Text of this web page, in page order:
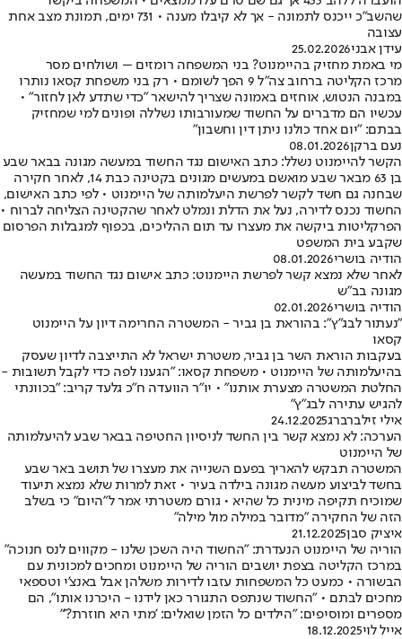
שהשב"כ ייכנס לתמונה - אך לא קיבלו מענה • 731 ימים, תמונת מצב אחת
עצובה
עידן אבני25.02.2026
מי באמת מחזיק בהיימנוט? בני המשפחה רומזים – ושולחים מסר
מרכז הקליטה ברחוב צה"ל 9 הפך לשומם • רק בני משפחת קסאו נותרו
במבנה הנטוש, אוחזים באמונה שצריך להישאר "כדי שתדע לאן לחזור" •
עכשיו הם מדברים על החשוד שמעורבותו נשללה ופונים למי שמחזיק
בבתם: "יום אחד כולנו ניתן דין וחשבון"
נעם ברקן08.01.2026
הקשר להיימנוט נשלל: כתב האישום נגד החשוד במעשה מגונה בבאר שבע
בן 63 מבאר שבע מואשם במעשים מגונים בקטינה כבת 14, לאחר חקירה
שבחנה גם חשד לקשר לפרשת היעלמותה של היימנוט • לפי כתב האישום,
החשוד נכנס לדירה, נעל את הדלת ונמלט לאחר שהקטינה הצליחה לברוח •
הפרקליטות ביקשה את מעצרו עד תום ההליכים, בכפוף למגבלות הפרסום
שקבע בית המשפט
הודיה בושרי08.01.2026
לאחר שלא נמצא קשר לפרשת היימנוט: כתב אישום נגד החשוד במעשה
מגונה בב"ש
הודיה בושרי02.01.2026
"נעתור לבג״ץ": בהוראת בן גביר - המשטרה החרימה דיון על היימנוט
קסאו
בעקבות הוראת השר בן גביר, משטרת ישראל לא התייצבה לדיון שעסק
בהיעלמותה של היימנוט • משפחת קסאו: "הגענו לפה כדי לקבל תשובות -
החלטת המשטרה מצערת אותנו" • יו"ר הוועדה ח"כ גלעד קריב: "בכוונתי
להגיש עתירה לבג"ץ"
אילי זילברברג24.12.2025
הערכה: לא נמצא קשר בין החשד לניסיון החטיפה בבאר שבע להיעלמותה
של היימנוט
המשטרה תבקש להאריך בפעם השנייה את מעצרו של תושב באר שבע
בחשד לביצוע מעשה מגונה בילדה בעיר • זאת למרות שלא נמצא תיעוד
שמוכיח תקיפה מינית כל שהיא • גורם משטרתי אמר ל"היום" כי בשלב
הזה של החקירה ״מדובר במילה מול מילה״
איציק סבן21.12.2025
הוריה של היימנוט הנעדרת: "החשוד היה השכן שלנו - מקווים לנס חנוכה"
במרכז הקליטה בצפת יושבים הוריה של היימנוט ומחכים למכונית עם
הבשורה • כמעט כל המשפחות עזבו לדירות משלהן אבל באנצ'י וטספאי
מחכים לבתם • "החשוד שנתפס התגורר כאן לידנו - היכרנו אותו", הם
מספרים ומוסיפים: "הילדים כל הזמן שואלים: 'מתי היא חוזרת?'"
אייל לוי18.12.2025